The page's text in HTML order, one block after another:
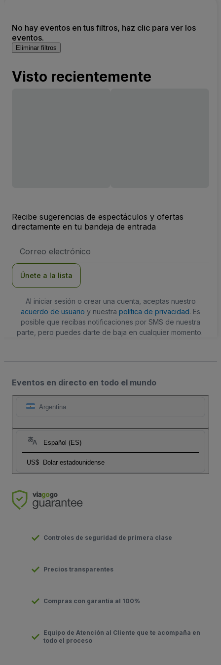
No hay eventos en tus filtros, haz clic para ver los
eventos.
Eliminar filtros
Visto recientemente
Recibe sugerencias de espectáculos y ofertas
directamente en tu bandeja de entrada
de
Únete a la lista
Al iniciar sesión o crear una cuenta, aceptas nuestro
acuerdo de usuario y nuestra política de privacidad. Es
posible que recibas notificaciones por SMS de nuestra
parte, pero puedes darte de baja en cualquier momento.
Eventos en directo en todo el mundo
Argentina
Español (ES)
US$ Dolar estadounidense
Controles de seguridad de primera clase
Precios transparentes
Compras con garantía al 100%
Equipo de Atención al Cliente que te acompaña en
todo el proceso